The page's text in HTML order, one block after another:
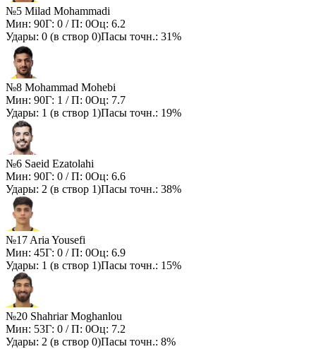
№5 Milad Mohammadi
Мин: 90Г: 0 / П: 0Оц: 6.2
Удары: 0 (в створ 0)Пасы точн.: 31%
№8 Mohammad Mohebi
Мин: 90Г: 1 / П: 0Оц: 7.7
Удары: 1 (в створ 1)Пасы точн.: 19%
№6 Saeid Ezatolahi
Мин: 90Г: 0 / П: 0Оц: 6.6
Удары: 2 (в створ 1)Пасы точн.: 38%
№17 Aria Yousefi
Мин: 45Г: 0 / П: 0Оц: 6.9
Удары: 1 (в створ 1)Пасы точн.: 15%
№20 Shahriar Moghanlou
Мин: 53Г: 0 / П: 0Оц: 7.2
Удары: 2 (в створ 0)Пасы точн.: 8%